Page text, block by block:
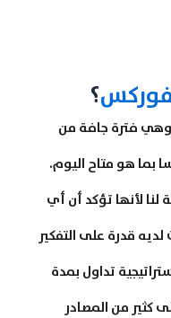
؟
وهي فترة جافة من
بما هو متاح اليوم.
لنا لأنها تؤكد أن أي
قدرة على التفكير
تداول بمدة
كثير من المصادر